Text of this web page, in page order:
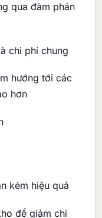
qua đàm phán
chi phí chung
hướng tới các
hơn
kém hiệu quả
để giảm chi